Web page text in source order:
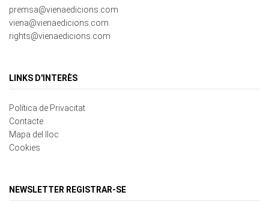
viena@vienaedicions.com
rights@vienaedicions.com
Contacte
Mapa del lloc
Cookies